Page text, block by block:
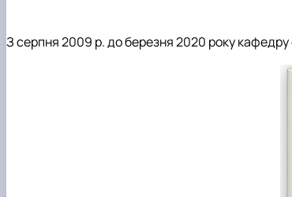
З серпня 2009 р. до березня 2020 року кафедру